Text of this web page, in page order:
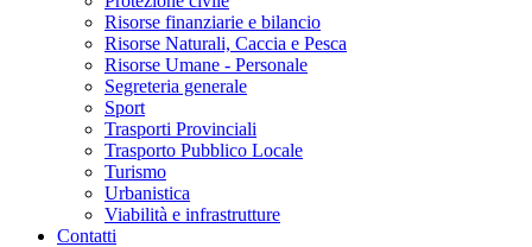
Risorse finanziarie e bilancio
Risorse Naturali, Caccia e Pesca
Risorse Umane - Personale
Segreteria generale
Sport
Trasporti Provinciali
Trasporto Pubblico Locale
Turismo
Urbanistica
Viabilità e infrastrutture
Contatti